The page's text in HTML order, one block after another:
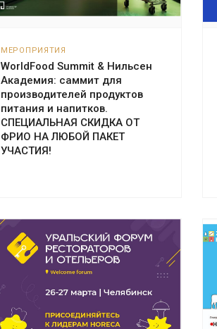
МЕРОПРИЯТИЯ
WorldFood Summit & Нильсен
Академия: саммит для
производителей продуктов
питания и напитков.
СПЕЦИАЛЬНАЯ СКИДКА ОТ
ФРИО НА ЛЮБОЙ ПАКЕТ
УЧАСТИЯ!